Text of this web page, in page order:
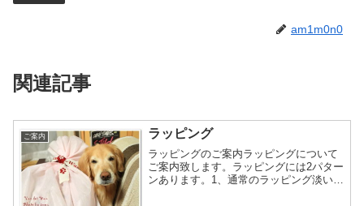
am1m0n0
関連記事
ご案内 ラッピング
ラッピングのご案内ラッピングについて
ご案内致します。ラッピングには2パター
ンあります。1、通常のラッピング淡いピ